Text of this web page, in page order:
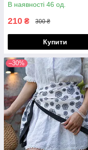
В наявності 46 од.
210 ₴ 300 ₴
Купити
–30%